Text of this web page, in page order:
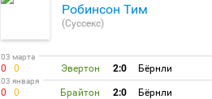
Робинсон Тим
(Суссекс)
03 марта
0 0 Эвертон 2:0 Бёрнли
03 января
0 0 Брайтон 2:0 Бёрнли